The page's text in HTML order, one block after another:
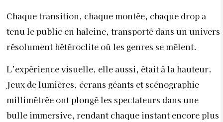
Chaque transition, chaque montée, chaque drop a
tenu le public en haleine, transporté dans un univers
résolument hétéroclite où les genres se mêlent.
L’expérience visuelle, elle aussi, était à la hauteur.
Jeux de lumières, écrans géants et scénographie
millimétrée ont plongé les spectateurs dans une
bulle immersive, rendant chaque instant encore plus